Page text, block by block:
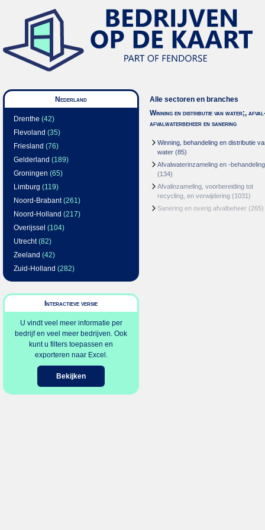
Nederland
Drenthe (42)
Flevoland (35)
Friesland (76)
Gelderland (189)
Groningen (65)
Limburg (119)
Noord-Brabant(261)
Noord-Holland (217)
Overijssel (104)
Utrecht(82)
Zeeland (42)
Zuid-Holland (282)
Interactieve versie
U vindt veel meer informatie per
bedrijf en veel meer bedrijven. Ook
kunt u filters toepassen en
exporteren naar Excel.
Bekijken
Alle sectoren en branches
Winning en distributie van water;,
afvalwaterbeheer en sanering
Winning, behandeling en distributie
water (85)
Afvalwaterinzameling en -behandeling
(134)
Afvalinzameling, voorbereiding tot
recycling, en verwijdering (1031)
Sanering en overig afvalbeheer (265)